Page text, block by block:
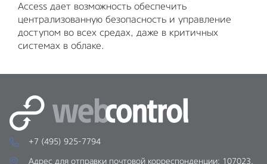
Access дает возможность обеспечить
централизованную безопасность и управление
доступом во всех средах, даже в критичных
системах в облаке.
+7 (495) 925-7794
Адрес для отправки почтовой корреспонденции: 107023,